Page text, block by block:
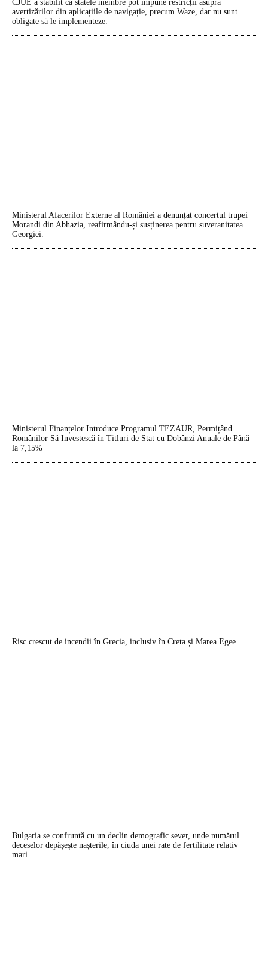
CJUE a stabilit că statele membre pot impune restricții asupra
avertizărilor din aplicațiile de navigație, precum Waze, dar nu sunt
obligate să le implementeze.
Ministerul Afacerilor Externe al României a denunțat concertul trupei
Morandi din Abhazia, reafirmându-și susținerea pentru suveranitatea
Georgiei.
Ministerul Finanțelor Introduce Programul TEZAUR, Permițând
Românilor Să Investescă în Titluri de Stat cu Dobânzi Anuale de Până
la 7,15%
Risc crescut de incendii în Grecia, inclusiv în Creta și Marea Egee
Bulgaria se confruntă cu un declin demografic sever, unde numărul
deceselor depășește nașterile, în ciuda unei rate de fertilitate relativ
mari.